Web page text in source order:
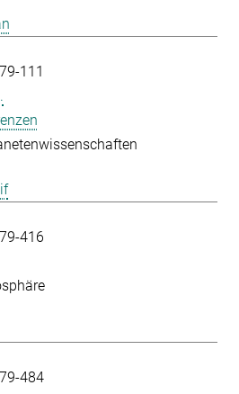
111
416
484